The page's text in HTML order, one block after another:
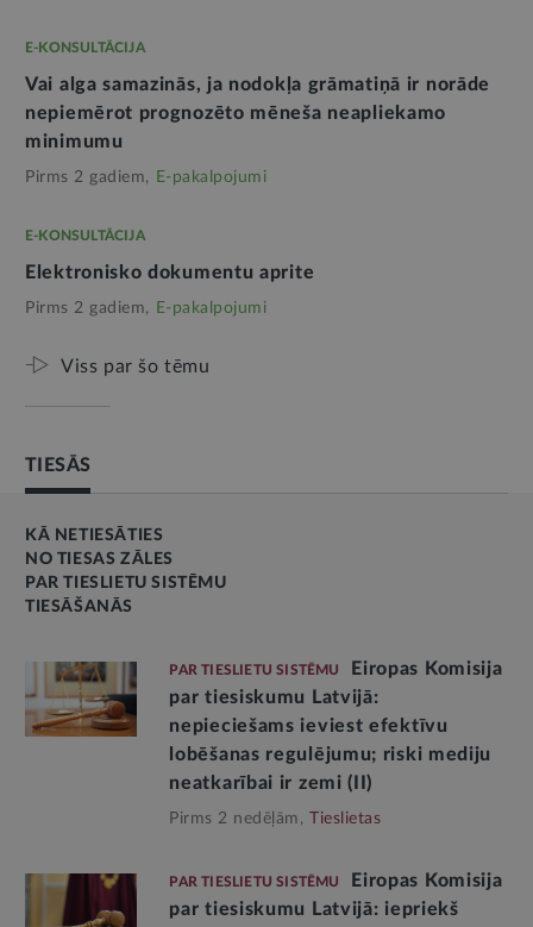
E-KONSULTĀCIJA
Vai alga samazinās, ja nodokļa grāmatiņā ir norāde
nepiemērot prognozēto mēneša neapliekamo
minimumu
Pirms 2 gadiem, E-pakalpojumi
E-KONSULTĀCIJA
Elektronisko dokumentu aprite
Pirms 2 gadiem, E-pakalpojumi
Viss par šo tēmu
TIESĀS
KĀ NETIESĀTIES
NO TIESAS ZĀLES
PAR TIESLIETU SISTĒMU
TIESĀŠANĀS
PAR TIESLIETU SISTĒMU
Eiropas Komisija
par tiesiskumu Latvijā:
nepieciešams ieviest efektīvu
lobēšanas regulējumu; riski mediju
neatkarībai ir zemi (II)
Pirms 2 nedēļām, Tieslietas
PAR TIESLIETU SISTĒMU
Eiropas Komisija
par tiesiskumu Latvijā: iepriekš